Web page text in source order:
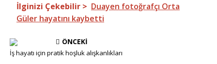
İlginizi Çekebilir > Duayen fotoğrafçı Orta
Güler hayatını kaybetti
ÖNCEKI
İş hayatı için pratik hoşluk alışkanlıkları